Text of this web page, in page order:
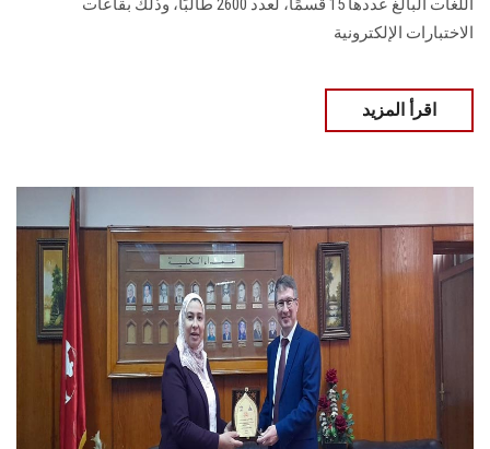
اللغات البالغ عددها 15 قسمًا، لعدد 2600 طالبًا، وذلك بقاعات
الاختبارات الإلكترونية
اقرأ المزيد